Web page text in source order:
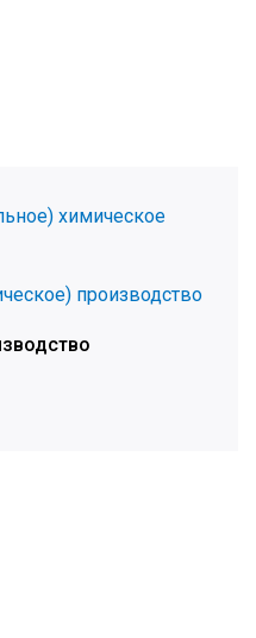
химическое
производство